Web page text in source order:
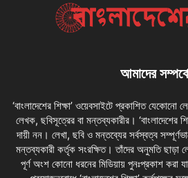
আমাদের
‘বাংলাদেশের শিক্ষা’ ওয়েবসাইটে প্রকাশিত যেকোনো
লেখক, ছবিসূত্রের বা মন্তব্যকারীর। ‘বাংলাদেশের
দায়ী নন। লেখা, ছবি ও মন্তব্যের সর্বস্বত্ব
মন্তব্যকারী কর্তৃক সংরক্ষিত। তাঁদের অনুমতি ছাড়া
পূর্ণ অংশ কোনো ধরনের মিডিয়ায় পুনঃপ্রকাশ করা